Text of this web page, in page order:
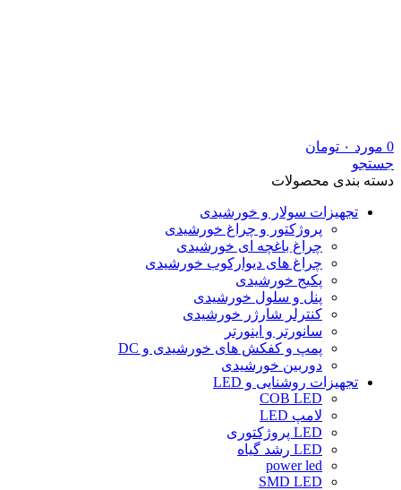
0 مورد ۰ تومان
جستجو
دسته بندی محصولات
تجهیزات سولار و خورشیدی
پروژکتور و چراغ خورشیدی
چراغ باغچه ای خورشیدی
چراغ های دیوارکوب خورشیدی
پکیج خورشیدی
پنل و سلول خورشیدی
کنترلر شارژر خورشیدی
سانورتر و اینورتر
پمپ و کفکش های خورشیدی و DC
دوربین خورشیدی
تجهیزات روشنایی و LED
COB LED
لامپ LED
LED پروژکتوری
LED رشد گیاه
power led
SMD LED